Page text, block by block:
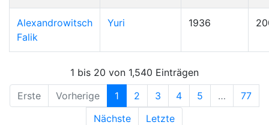
Alexandrowitsch
Falik
Yuri 1936
1 bis 20 von 1,540 Einträgen
Erste
Vorherige 1 2 3 4 5 …
77
Nächste
Letzte